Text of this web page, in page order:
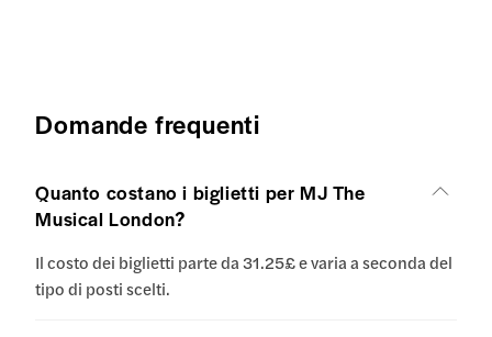
Domande frequenti
Quanto costano i biglietti per MJ The
Musical London?
Il costo dei biglietti parte da 31.25£ e varia a seconda del
tipo di posti scelti.